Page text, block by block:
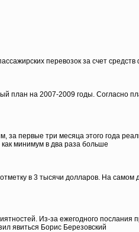
перевозок за счет
на 2007-2009 годы. Согласно
за первые три месяца этого года
минимум в два раза больше
в 3 тысячи долларов. На
Из-за ежегодного
явиться Борис Березовский